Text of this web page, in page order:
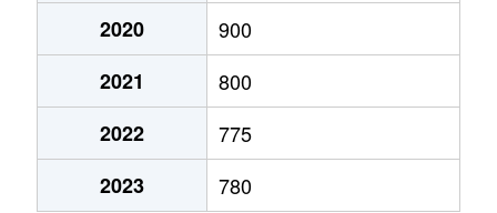
宮前町
180万円
2,200万円
梁川町
2,200万円
梁川町
2,300万円
2020
900
2021
800
2022
775
2023
780